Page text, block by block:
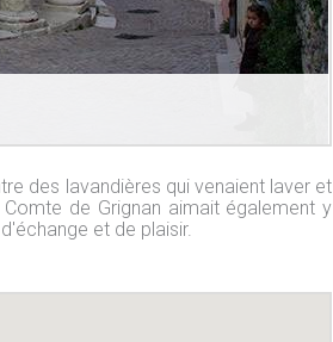
des lavandières qui venaient laver et
de Grignan aimait également y
et de plaisir.